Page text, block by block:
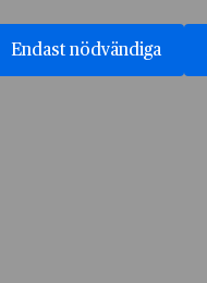
Endast nödvändiga